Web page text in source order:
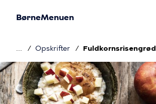
BørneMenuen
Brødkrumme
Opskrifter Fuldkornsrisengrød
Billede